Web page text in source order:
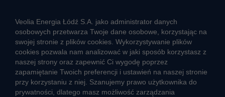
CIEPŁO SYSTEMOWE
Zalety ciepła systemowego
Ciepło przez cały rok
Veolia Energia Łódź S.A. jako administrator danych
osobowych przetwarza Twoje dane osobowe, korzystając na
swojej stronie z plików cookies. Wykorzystywanie plików
cookies pozwala nam analizować w jaki sposób korzystasz z
naszej strony oraz zapewnić Ci wygodę poprzez
zapamiętanie Twoich preferencji i ustawień na naszej stronie
przy korzystaniu z niej. Szanujemy prawo użytkownika do
prywatności, dlatego masz możliwość zarządzania